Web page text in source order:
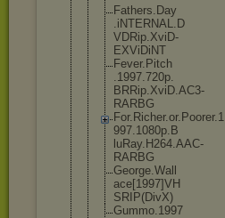
Fathers.Day
.iNTERNAL.D
VDRip.XviD-
EXViDiNT
Fever.Pitch
.1997.720p.
BRRip.XviD.AC3-
RARBG
For.Richer.or.Poorer.1
997.1080p.B
luRay.H264.AAC-
RARBG
George.Wall
ace[1997]VH
SRIP(DivX)
Gummo.1997